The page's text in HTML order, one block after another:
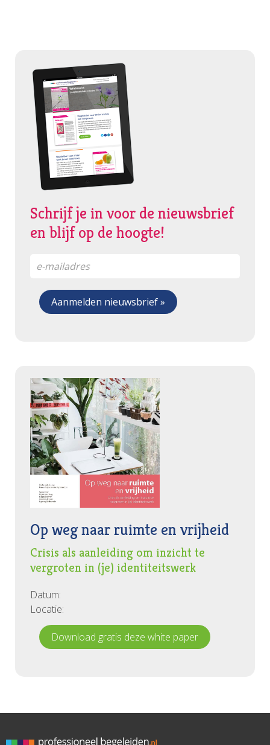
Schrijf je in voor de nieuwsbrief
en blijf op de hoogte!
Op weg naar ruimte en vrijheid
Crisis als aanleiding om inzicht te
vergroten in (je) identiteitswerk
Datum:
Locatie:
Download gratis deze white paper